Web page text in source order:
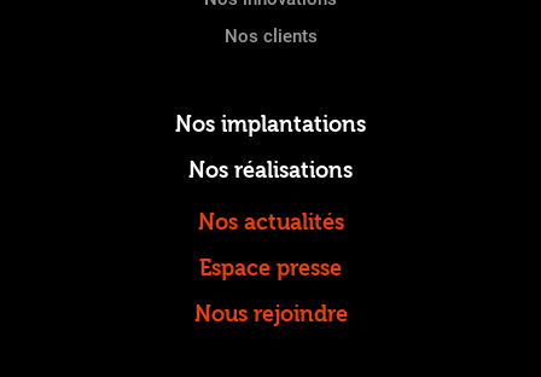
Nos clients
Nos implantations
Nos réalisations
Nos actualités
Espace presse
Nous rejoindre